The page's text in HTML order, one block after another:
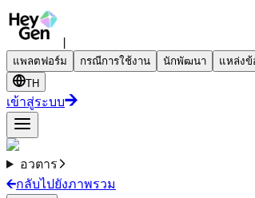
|
แพลตฟอร์ม กรณีการใช้งาน นักพัฒนา แหล่งข้
TH
เข้าสู่ระบบ
อวตาร
กลับไปยังภาพรวม